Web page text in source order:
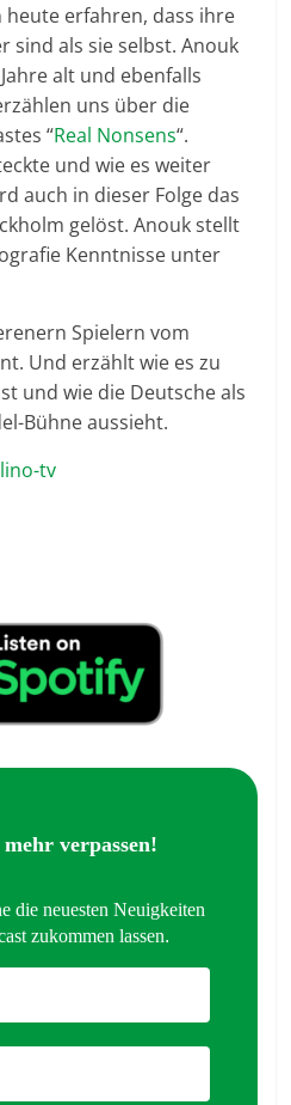
erfahren, dass ihre
sind als sie selbst. Anouk
alt und ebenfalls
uns über die
“Real Nonsens“.
und wie es weiter
auch in dieser Folge das
gelöst. Anouk stellt
Kenntnisse unter
Spielern vom
Und erzählt wie es zu
und wie die Deutsche als
Bühne aussieht.
tv
verpassen!
die neuesten Neuigkeiten
zukommen lassen.